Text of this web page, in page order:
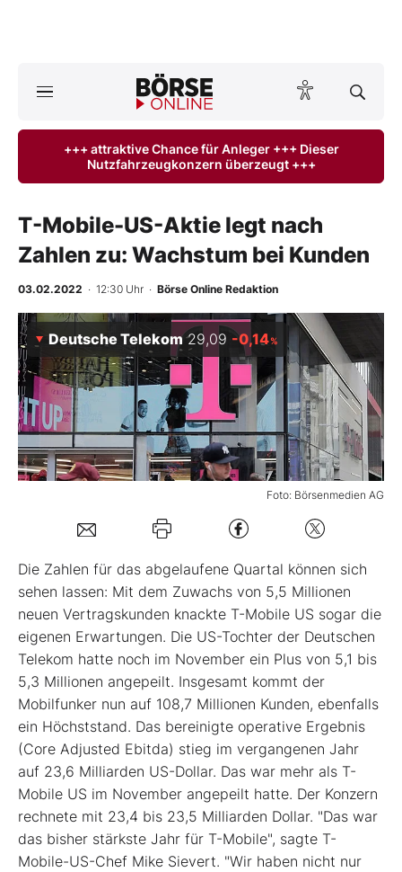
ktuelle Ausgabe BÖRSE ONLINE lesen
Anlageprodukte
Finanz-Check
BO-Musterdepots
Experten
Mein B:O
Kontakt
+++ attraktive Chance für Anleger +++ Dieser
Nutzfahrzeugkonzern überzeugt +++
T-Mobile-US-Aktie legt nach
Zahlen zu: Wachstum bei Kunden
03.02.2022 · 12:30 Uhr · Börse Online Redaktion
Foto: Börsenmedien AG
Deutsche Telekom 29,09 -0,14%
Die Zahlen für das abgelaufene Quartal können sich
sehen lassen: Mit dem Zuwachs von 5,5 Millionen
neuen Vertragskunden knackte T-Mobile US sogar die
eigenen Erwartungen. Die US-Tochter der Deutschen
Telekom hatte noch im November ein Plus von 5,1 bis
5,3 Millionen angepeilt. Insgesamt kommt der
Mobilfunker nun auf 108,7 Millionen Kunden, ebenfalls
ein Höchststand. Das bereinigte operative Ergebnis
(Core Adjusted Ebitda) stieg im vergangenen Jahr
auf 23,6 Milliarden US-Dollar. Das war mehr als T-
Mobile US im November angepeilt hatte. Der Konzern
rechnete mit 23,4 bis 23,5 Milliarden Dollar. "Das war
das bisher stärkste Jahr für T-Mobile", sagte T-
Mobile-US-Chef Mike Sievert. "Wir haben nicht nur